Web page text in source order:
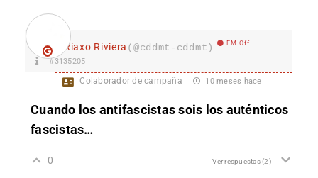
Riaxo Riviera (@cddmt-cddmt) EM Off
#3135205
Colaborador de campaña 10 meses hace
Cuando los antifascistas sois los auténticos
fascistas…
0 Ver respuestas(2)